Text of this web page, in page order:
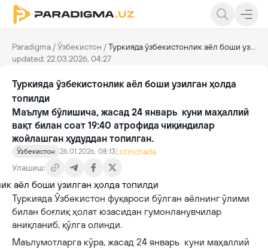
Paradigma /Ўзбекистон /Туркияда ўзбекистонлик аёл боши узилган ҳолда топилди
updated: 22.03.2026, 04:27
Туркияда ўзбекистонлик аёл боши узилган ҳолда
топилди
Маълум бўлишича, жасад 24 январь куни маҳаллий
вақт билан соат 19:40 атрофида чиқиндилар
жойлашган ҳудуддан топилган.
Ўзбекистон 26.01.2026, 08:13Lotinchada
Улашиш:
Туркияда Ўзбекистон фуқароси бўлган аёлнинг ўлими
билан боғлиқ ҳолат юзасидан гумонланувчилар
аниқланиб, қўлга олинди.
Маълумотларга кўра, жасад 24 январь куни маҳаллий